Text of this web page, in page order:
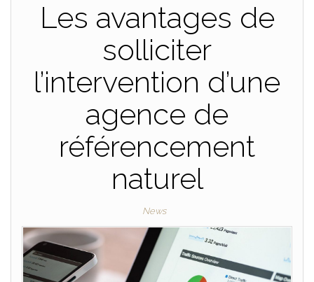
Les avantages de
solliciter
l’intervention d’une
agence de
référencement
naturel
News